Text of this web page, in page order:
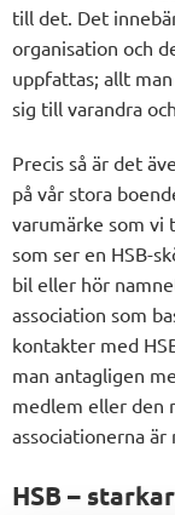
till det. Det
organisation och
uppfattas; allt
sig till varandra
Precis så är det
på vår stora
varumärke som vi
som ser en HSB-
bil eller hör
association som
kontakter med
man antagligen
medlem eller den
associationerna
HSB –